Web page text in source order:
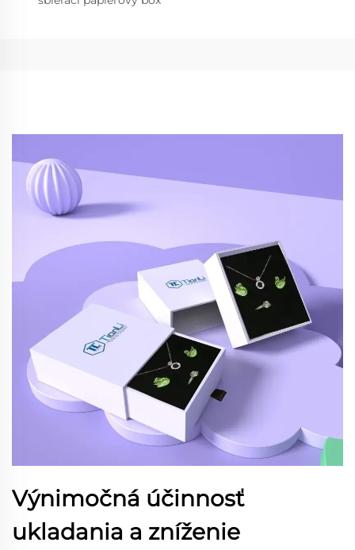
Výnimočná účinnosť
ukladania a zníženie